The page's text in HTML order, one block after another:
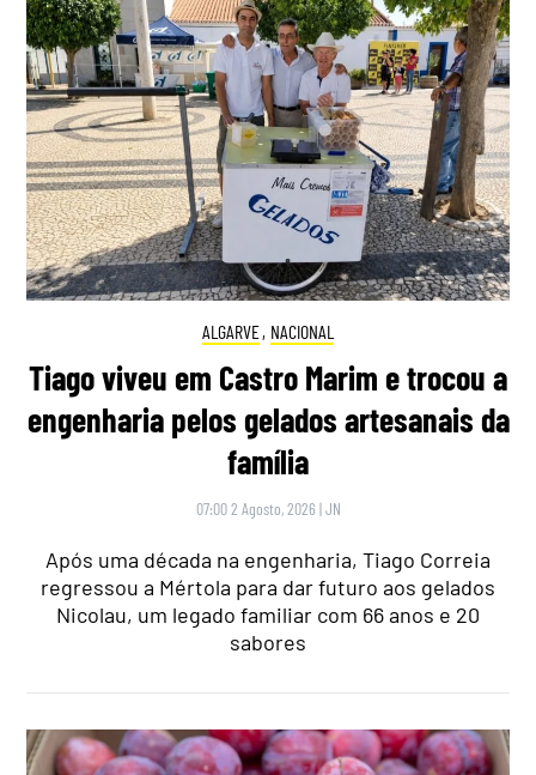
ALGARVE, NACIONAL
Tiago viveu em Castro Marim e trocou a
engenharia pelos gelados artesanais da
família
07:00 2 Agosto, 2026 |JN
Após uma década na engenharia, Tiago Correia
regressou a Mértola para dar futuro aos gelados
Nicolau, um legado familiar com 66 anos e 20
sabores